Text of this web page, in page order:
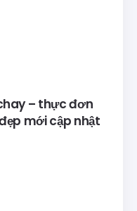
– thực đơn
mới cập nhật